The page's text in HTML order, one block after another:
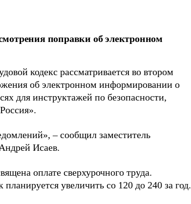
поправки об электронном
кодекс рассматривается во втором
об электронном информировании о
для инструктажей по безопасности,
– сообщил заместитель
Исаев.
оплате сверхурочного труда.
увеличить со 120 до 240 за год.